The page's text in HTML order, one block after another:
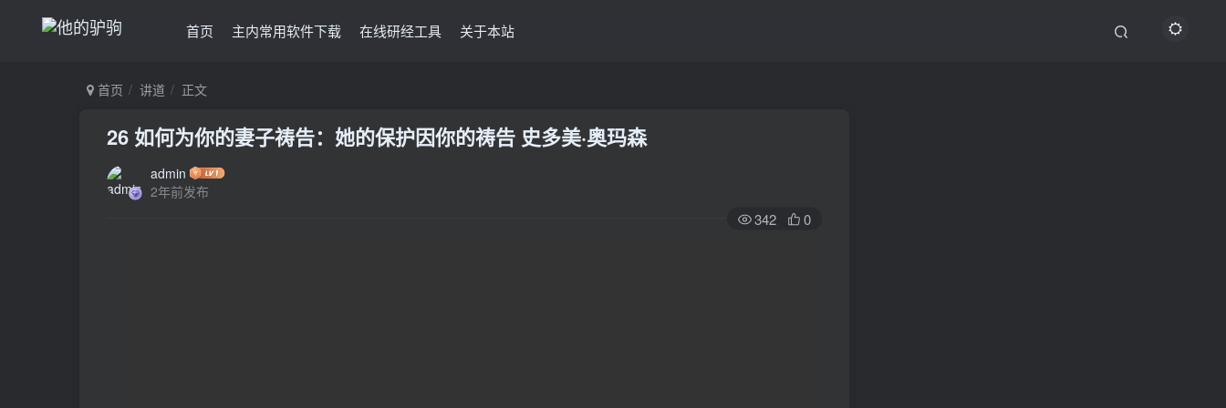
首页 主内常用软件下载 在线研经工具 关于本站
首页 讲道 正文
26 如何为你的妻子祷告：她的保护因你的祷告 史多美·奥玛森
admin
2年前发布
342 0